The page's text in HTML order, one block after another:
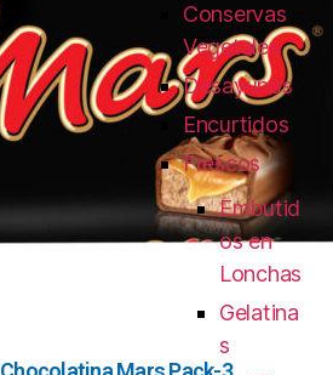
Conservas
Vegetales
Desayunos
Encurtidos
Frescos
Embutid
os en
Lonchas
Gelatina
s